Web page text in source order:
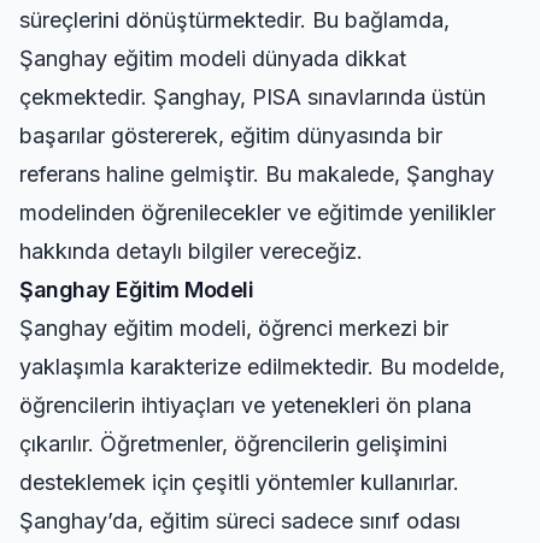
süreçlerini dönüştürmektedir. Bu bağlamda,
Şanghay eğitim modeli dünyada dikkat
çekmektedir. Şanghay, PISA sınavlarında üstün
başarılar göstererek, eğitim dünyasında bir
referans haline gelmiştir. Bu makalede, Şanghay
modelinden öğrenilecekler ve eğitimde yenilikler
hakkında detaylı bilgiler vereceğiz.
Şanghay Eğitim Modeli
Şanghay eğitim modeli, öğrenci merkezi bir
yaklaşımla karakterize edilmektedir. Bu modelde,
öğrencilerin ihtiyaçları ve yetenekleri ön plana
çıkarılır. Öğretmenler, öğrencilerin gelişimini
desteklemek için çeşitli yöntemler kullanırlar.
Şanghay’da, eğitim süreci sadece sınıf odası